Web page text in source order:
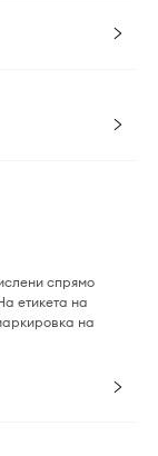
спрямо
етикета на
на